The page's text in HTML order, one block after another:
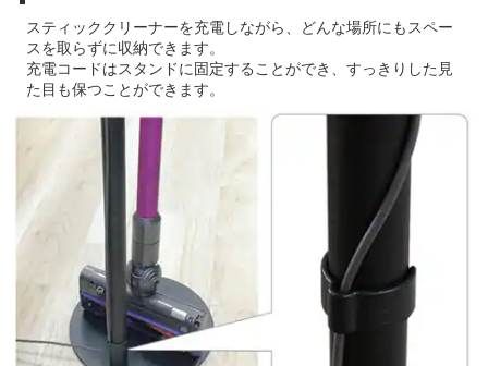
スティッククリーナーを充電しながら、どんな場所にもスペー
スを取らずに収納できます。
充電コードはスタンドに固定することができ、すっきりした見
た目も保つことができます。